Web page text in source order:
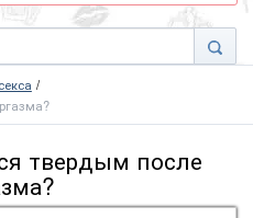
твердым после